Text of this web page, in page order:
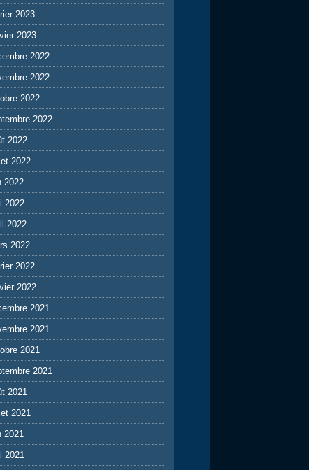
2023
2023
2022
2022
2022
2022
2022
2022
2022
2022
2022
2022
2022
2022
2021
2021
2021
2021
2021
2021
2021
2021